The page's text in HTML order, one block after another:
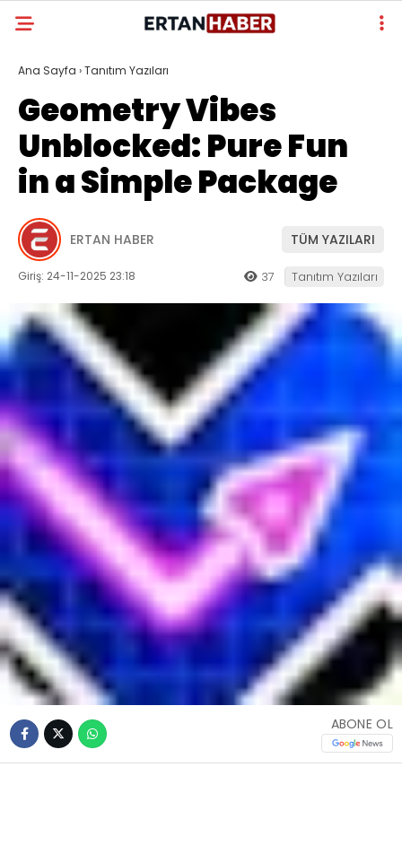
Ana Sayfa ›Tanıtım Yazıları
Geometry Vibes
Unblocked: Pure Fun
in a Simple Package
ERTAN HABER TÜM YAZILARI
Giriş: 24-11-2025 23:18 37 Tanıtım Yazıları
ABONE OL